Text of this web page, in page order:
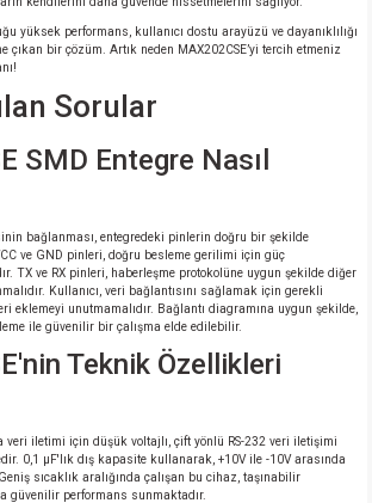
yüksek performans, kullanıcı dostu arayüzü ve dayanıklılığı
çıkan bir çözüm. Artık neden MAX202CSE’yi tercih etmeniz
Sorular
SMD Entegre Nasıl
bağlanması, entegredeki pinlerin doğru bir şekilde
ve GND pinleri, doğru besleme gerilimi için güç
TX ve RX pinleri, haberleşme protokolüne uygun şekilde diğer
Kullanıcı, veri bağlantısını sağlamak için gerekli
eklemeyi unutmamalıdır. Bağlantı diagramına uygun şekilde,
ile güvenilir bir çalışma elde edilebilir.
Teknik Özellikleri
veri iletimi için düşük voltajlı, çift yönlü RS-232 veri iletişimi
0,1 µF'lık dış kapasite kullanarak, +10V ile -10V arasında
sıcaklık aralığında çalışan bu cihaz, taşınabilir
güvenilir performans sunmaktadır.